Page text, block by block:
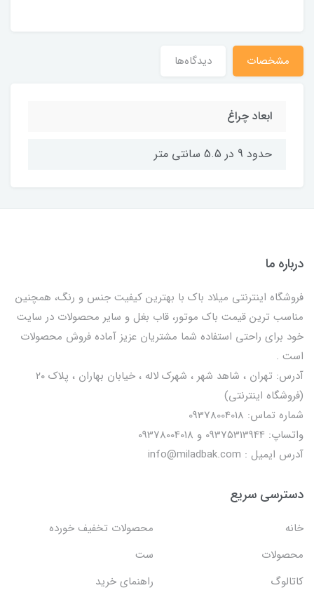
مشخصات دیدگاه‌ها
ابعاد چراغ
حدود 9 در 5.5 سانتی متر
درباره ما
فروشگاه اینترنتی میلاد باک با بهترین کیفیت جنس و رنگ، همچنین
مناسب ترین قیمت باک موتور، قاب بغل و سایر محصولات در سایت
خود برای راحتی استفاده شما مشتریان عزیز آماده فروش محصولات
است .
آدرس: تهران ، شاهد شهر ، شهرک لاله ، خیابان بهاران ، پلاک ۲۰
(فروشگاه اینترنتی)
شماره تماس: 09378004018
واتساپ: 09375313944 و 09378004018
آدرس ایمیل : info@miladbak.com
دسترسی سریع
خانه
محصولات تخفیف خورده
محصولات
ست
کاتالوگ
راهنمای خرید